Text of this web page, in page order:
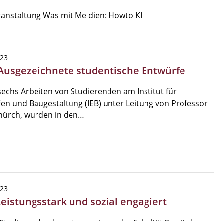
Was mit Me dien: Howto KI
studentische Entwürfe
Arbeiten von Studierenden am Institut für
und Baugestaltung (IEB) unter Leitung von Professor
wurden in den…
und sozial engagiert